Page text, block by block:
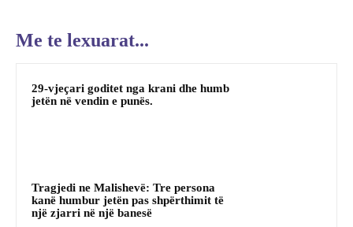
Me te lexuarat...
29-vjeçari goditet nga krani dhe humb
jetën në vendin e punës.
Tragjedi ne Malishevë: Tre persona
kanë humbur jetën pas shpërthimit të
një zjarri në një banesë